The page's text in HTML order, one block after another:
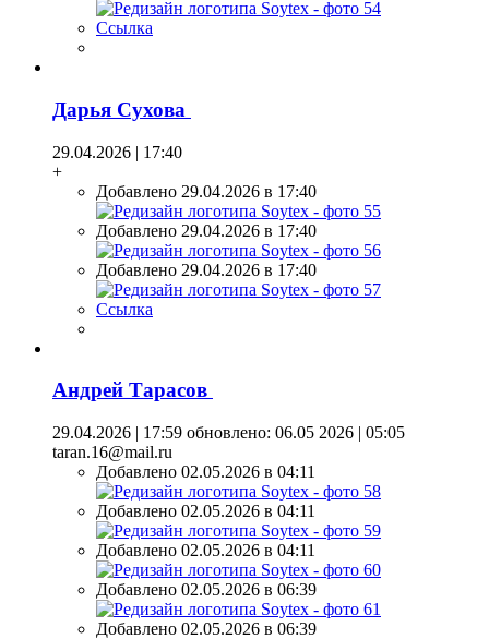
Ссылка
Дарья Сухова
29.04.2026 | 17:40
+
Добавлено 29.04.2026 в 17:40
Добавлено 29.04.2026 в 17:40
Добавлено 29.04.2026 в 17:40
Ссылка
Андрей Тарасов
29.04.2026 | 17:59 обновлено: 06.05 2026 | 05:05
taran.16@mail.ru
Добавлено 02.05.2026 в 04:11
Добавлено 02.05.2026 в 04:11
Добавлено 02.05.2026 в 04:11
Добавлено 02.05.2026 в 06:39
Добавлено 02.05.2026 в 06:39